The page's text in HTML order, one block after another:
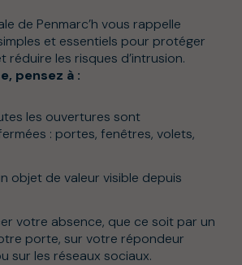
de Penmarc’h vous rappelle
et essentiels pour protéger
les risques d’intrusion.
pensez à :
les ouvertures sont
: portes, fenêtres, volets,
objet de valeur visible depuis
votre absence, que ce soit par un
porte, sur votre répondeur
sur les réseaux sociaux.